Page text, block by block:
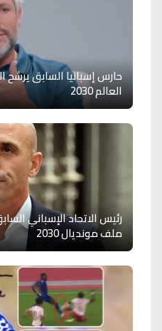
حارس إسبانيا السابق
العالم 2030
رئيس الاتحاد الإسباني
ملف مونديال 2030